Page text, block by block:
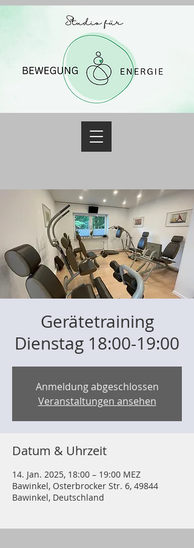
Gerätetraining
Dienstag 18:00-19:00
Anmeldung abgeschlossen
Veranstaltungen ansehen
Datum & Uhrzeit
14. Jan. 2025, 18:00 – 19:00 MEZ
Bawinkel, Osterbrocker Str. 6, 49844
Bawinkel, Deutschland